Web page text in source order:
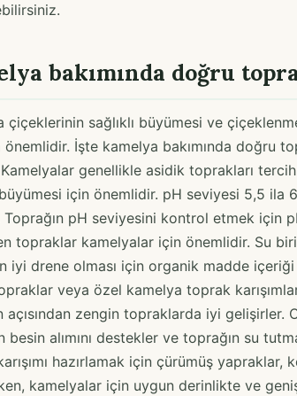
bakımında doğru
çiçeklerinin sağlıklı büyümesi ve
İşte kamelya bakımında doğru
genellikle asidik toprakları
büyümesi için önemlidir. pH seviyesi 5,5
Toprağın pH seviyesini kontrol etmek için
topraklar kamelyalar için önemlidir. Su
iyi drene olması için organik madde
veya özel kamelya toprak
açısından zengin topraklarda iyi
besin alımını destekler ve toprağın su
hazırlamak için çürümüş
kamelyalar için uygun derinlikte ve